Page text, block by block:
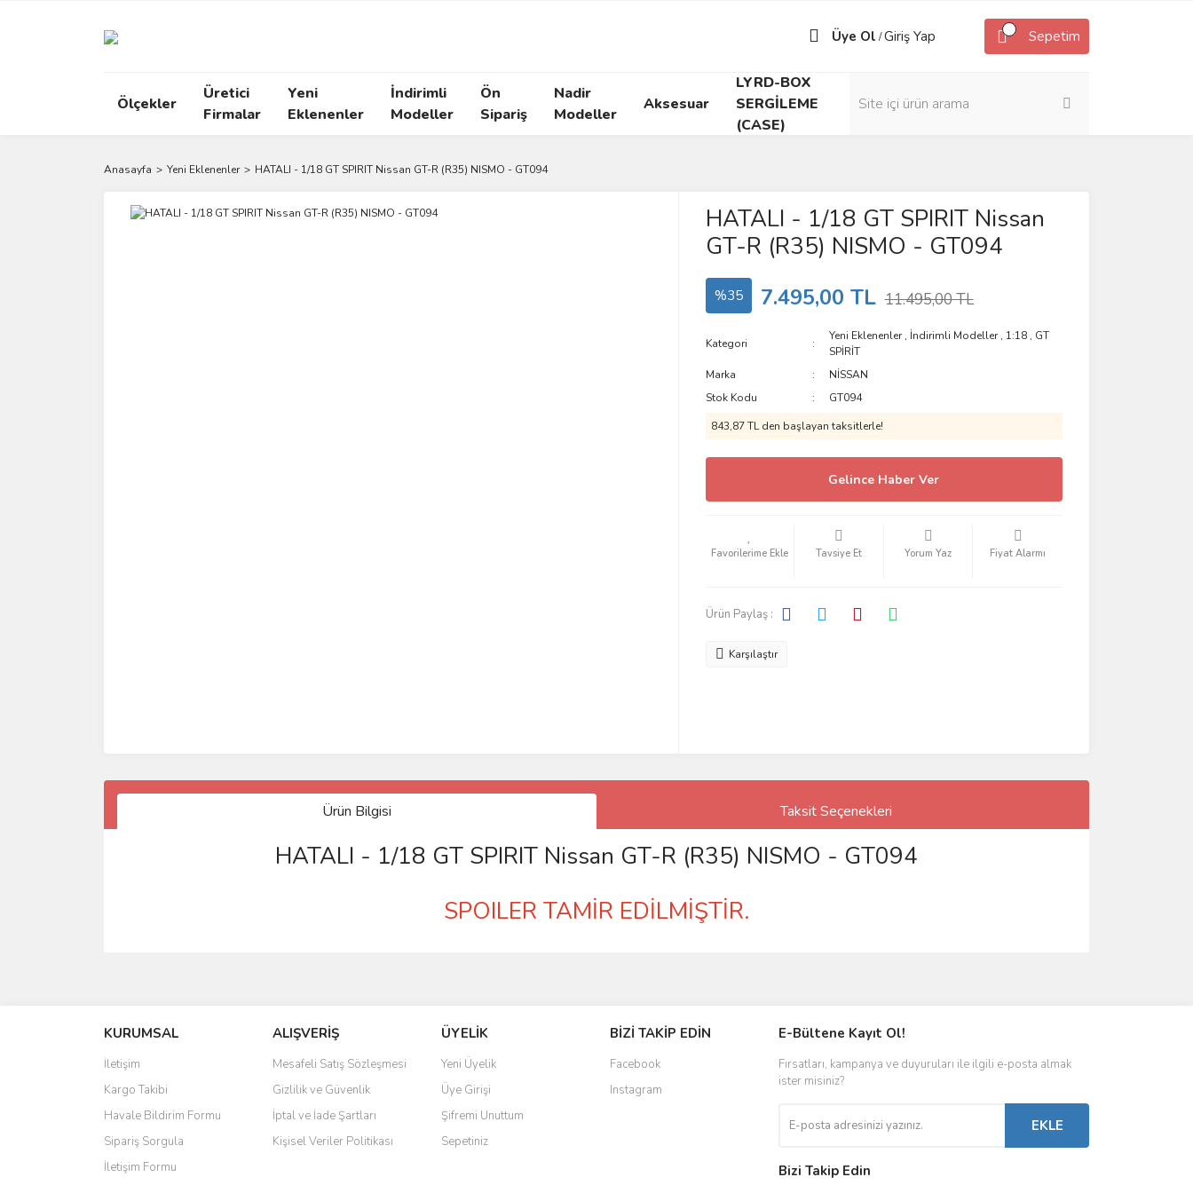
Üye Ol /Giriş Yap Sepetim
Ölçekler
Üretici
Firmalar
Yeni
Eklenenler
İndirimli
Modeller
Ön
Sipariş
Nadir
Modeller
Aksesuar
LYRD-BOX
SERGİLEME
(CASE)
Anasayfa Yeni Eklenenler HATALI - 1/18 GT SPIRIT Nissan GT-R (R35) NISMO - GT094
HATALI - 1/18 GT SPIRIT Nissan
GT-R (R35) NISMO - GT094
%35 7.495,00 TL 11.495,00 TL
Kategori
Yeni Eklenenler, İndirimli Modeller, 1:18 , GT
SPİRİT
Marka
NİSSAN
Stok Kodu
GT094
843,87 TL den başlayan taksitlerle!
Gelince Haber Ver
Tavsiye Et Yorum Yaz Fiyat Alarmı
Ürün Paylaş :
Karşılaştır
Ürün Bilgisi Taksit Seçenekleri
HATALI - 1/18 GT SPIRIT Nissan GT-R (R35) NISMO - GT094
SPOILER TAMİR EDİLMİŞTİR.
KURUMSAL
İletişim
Kargo Takibi
Havale Bildirim Formu
Sipariş Sorgula
İletişim Formu
ALIŞVERİŞ
Mesafeli Satış Sözleşmesi
Gizlilik ve Güvenlik
İptal ve İade Şartları
Kişisel Veriler Politikası
ÜYELİK
Yeni Üyelik
Üye Girişi
Şifremi Unuttum
Sepetiniz
BİZİ TAKİP EDİN
Facebook
Instagram
E-Bültene Kayıt Ol!
Fırsatları, kampanya ve duyuruları ile ilgili e-posta almak
ister misiniz?
EKLE
Bizi Takip Edin